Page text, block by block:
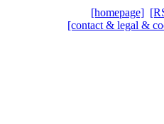
[homepage]
[contact & legal &